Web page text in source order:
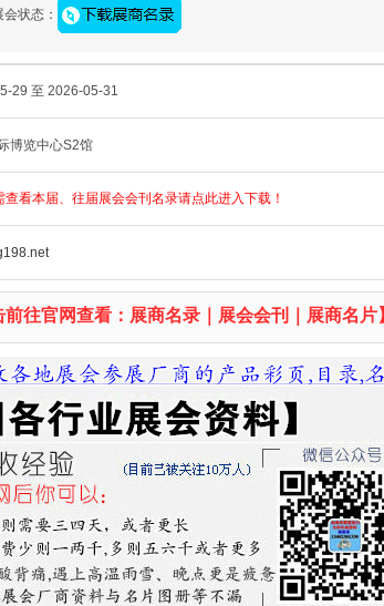
状态：
29 至 2026-05-31
博览中心S2馆
查看本届、往届展会会刊名录请点此进入下载！
往官网查看：展商名录｜展会会刊｜展商名片